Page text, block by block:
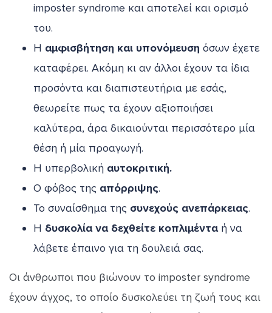
imposter syndrome και αποτελεί και ορισμό
του.
Η αμφισβήτηση και υπονόμευση όσων έχετε
καταφέρει. Ακόμη κι αν άλλοι έχουν τα ίδια
προσόντα και διαπιστευτήρια με εσάς,
θεωρείτε πως τα έχουν αξιοποιήσει
καλύτερα, άρα δικαιούνται περισσότερο μία
θέση ή μία προαγωγή.
Η υπερβολική αυτοκριτική.
Ο φόβος της απόρριψης.
Το συναίσθημα της συνεχούς ανεπάρκειας.
Η δυσκολία να δεχθείτε κοπλιμένταή να
λάβετε έπαινο για τη δουλειά σας.
Οι άνθρωποι που βιώνουν το imposter syndrome
έχουν άγχος, το οποίο δυσκολεύει τη ζωή τους και